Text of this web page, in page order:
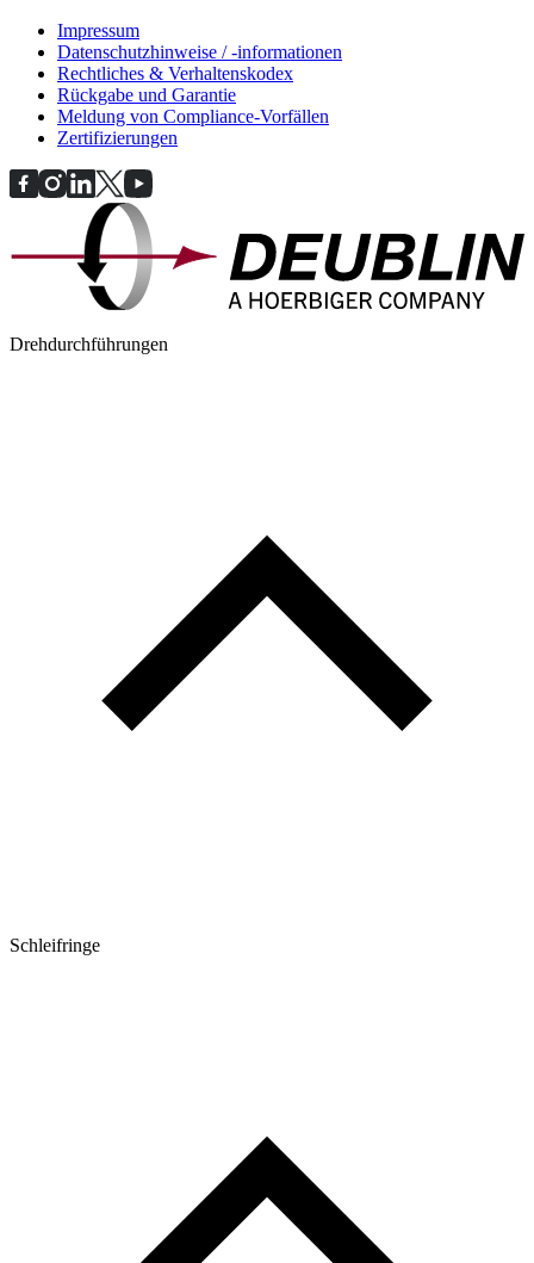
Impressum
Datenschutzhinweise / -informationen
Rechtliches & Verhaltenskodex
Rückgabe und Garantie
Meldung von Compliance-Vorfällen
Zertifizierungen
Drehdurchführungen
Schleifringe